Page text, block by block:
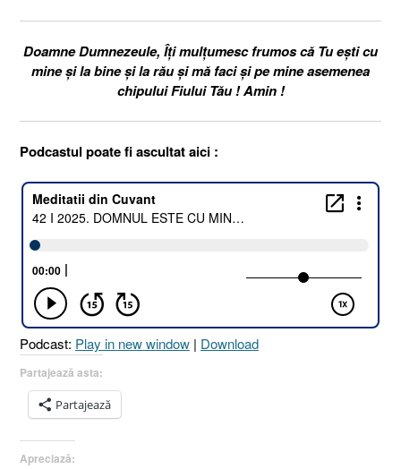
Doamne Dumnezeule, Îți mulțumesc frumos că Tu ești cu
mine și la bine și la rău și mă faci și pe mine asemenea
chipului Fiului Tău ! Amin !
Podcastul poate fi ascultat aici :
Podcast: Play in new window | Download
Partajează asta:
Partajează
Apreciază: